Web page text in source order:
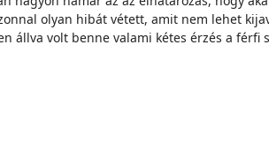
olyan hibát vétett, amit nem lehet
állva volt benne valami kétes érzés a férfi